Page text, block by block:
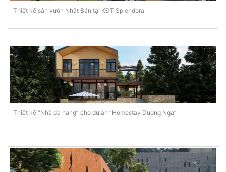
Thiết kế sân vườn Nhật Bản tại KĐT Splendora
Thiết kế “Nhà đa năng” cho dự án “Homestay Duong Nga”